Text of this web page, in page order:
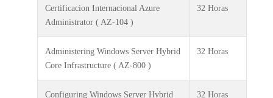
Certificacion Internacional Azure
Administrator ( AZ-104 )
32 Horas
Administering Windows Server Hybrid
Core Infrastructure ( AZ-800 )
32 Horas
Configuring Windows Server Hybrid
32 Horas